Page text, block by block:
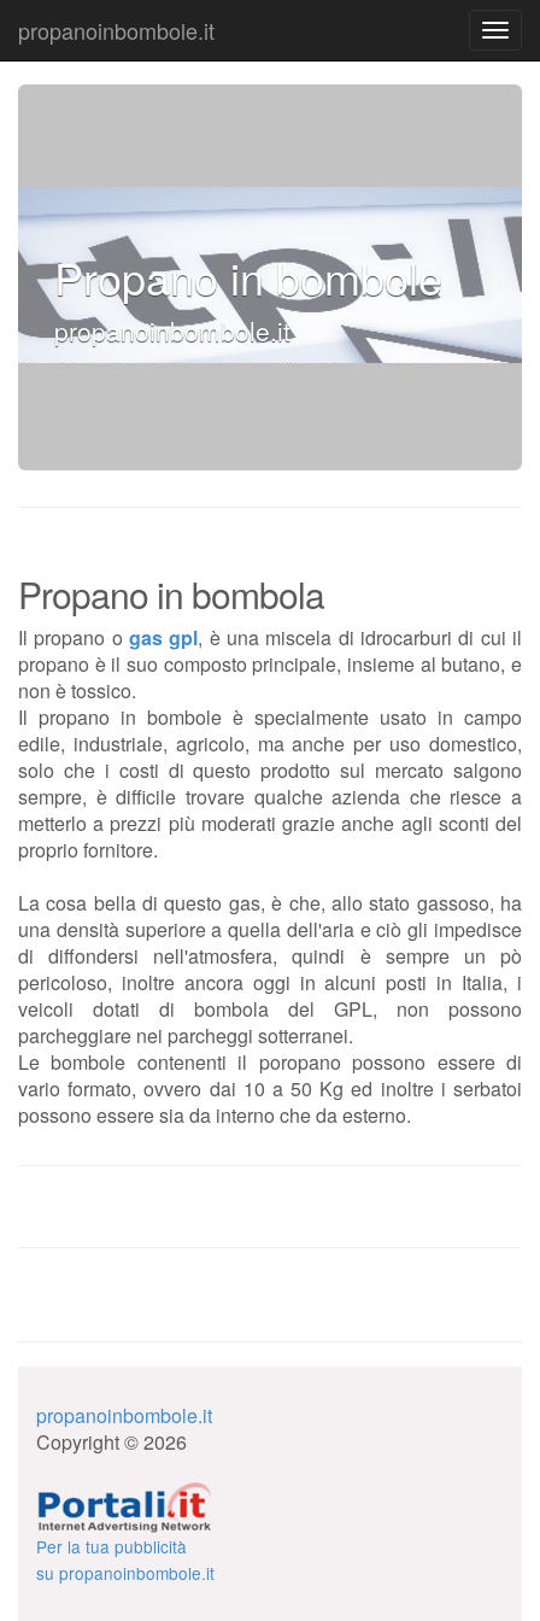
propanoinbombole.it
Propano in bombole
propanoinbombole.it
Propano in bombola
Il propano o gas gpl, è una miscela di idrocarburi di cui il
propano è il suo composto principale, insieme al butano, e
non è tossico.
Il propano in bombole è specialmente usato in campo
edile, industriale, agricolo, ma anche per uso domestico,
solo che i costi di questo prodotto sul mercato salgono
sempre, è difficile trovare qualche azienda che riesce a
metterlo a prezzi più moderati grazie anche agli sconti del
proprio fornitore.
La cosa bella di questo gas, è che, allo stato gassoso, ha
una densità superiore a quella dell'aria e ciò gli impedisce
di diffondersi nell'atmosfera, quindi è sempre un pò
pericoloso, inoltre ancora oggi in alcuni posti in Italia, i
veicoli dotati di bombola del GPL, non possono
parcheggiare nei parcheggi sotterranei.
Le bombole contenenti il poropano possono essere di
vario formato, ovvero dai 10 a 50 Kg ed inoltre i serbatoi
possono essere sia da interno che da esterno.
propanoinbombole.it
Copyright © 2026
Per la tua pubblicità
su propanoinbombole.it